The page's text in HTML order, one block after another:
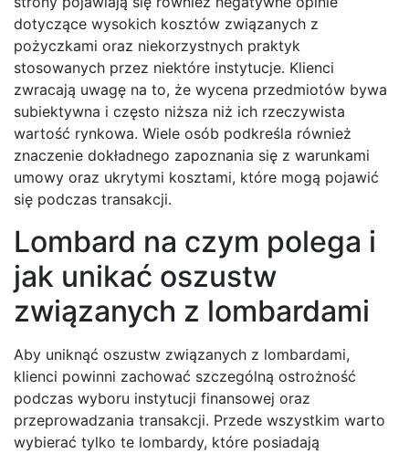
dotyczące wysokich kosztów związanych z
pożyczkami oraz niekorzystnych praktyk
stosowanych przez niektóre instytucje. Klienci
zwracają uwagę na to, że wycena przedmiotów bywa
subiektywna i często niższa niż ich rzeczywista
wartość rynkowa. Wiele osób podkreśla również
znaczenie dokładnego zapoznania się z warunkami
umowy oraz ukrytymi kosztami, które mogą pojawić
się podczas transakcji.
Lombard na czym polega i
jak unikać oszustw
związanych z lombardami
Aby uniknąć oszustw związanych z lombardami,
klienci powinni zachować szczególną ostrożność
podczas wyboru instytucji finansowej oraz
przeprowadzania transakcji. Przede wszystkim warto
wybierać tylko te lombardy, które posiadają